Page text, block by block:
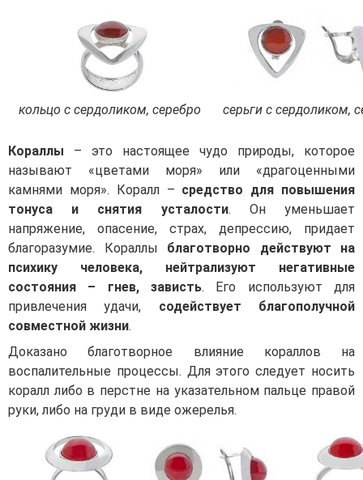
кольцо с сердоликом, серебро серьги с сердоликом,
Кораллы – это настоящее чудо природы, которое
называют «цветами моря» или «драгоценными
камнями моря». Коралл – средство для повышения
тонуса и снятия усталости. Он уменьшает
напряжение, опасение, страх, депрессию, придает
благоразумие. Кораллы благотворно действуют на
психику человека, нейтрализуют негативные
состояния – гнев, зависть. Его используют для
привлечения удачи, содействует благополучной
совместной жизни.
Доказано благотворное влияние кораллов на
воспалительные процессы. Для этого следует носить
коралл либо в перстне на указательном пальце правой
руки, либо на груди в виде ожерелья.